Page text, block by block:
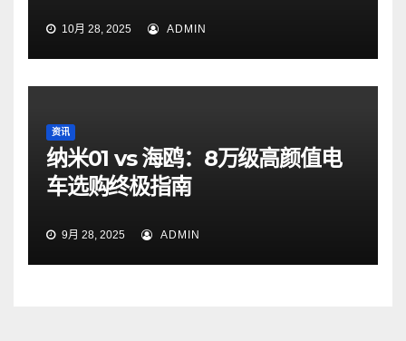
10月 28, 2025 ADMIN
资讯
纳米01 vs 海鸥：8万级高颜值电
车选购终极指南
9月 28, 2025 ADMIN